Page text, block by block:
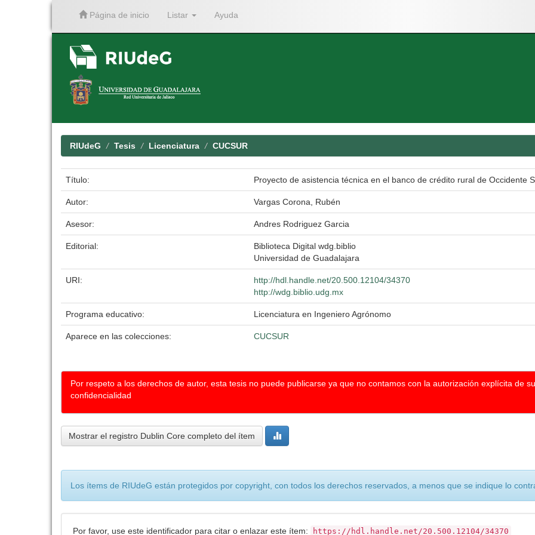
Página de inicio Listar Ayuda
RIUdeG Tesis Licenciatura CUCSUR
Título: Proyecto de asistencia técnica en el banco de crédito rural de Occidente
Autor: Vargas Corona, Rubén
Asesor: Andres Rodriguez Garcia
Editorial:
Biblioteca Digital wdg.biblio
Universidad de Guadalajara
URI:
http://hdl.handle.net/20.500.12104/34370
http://wdg.biblio.udg.mx
Programa educativo: Licenciatura en Ingeniero Agrónomo
Aparece en las colecciones: CUCSUR
Por respeto a los derechos de autor, esta tesis no puede publicarse ya que no contamos con la autorización explícita de
confidencialidad
Mostrar el registro Dublin Core completo del ítem
Los ítems de RIUdeG están protegidos por copyright, con todos los derechos reservados, a menos que se indique lo
Por favor, use este identificador para citar o enlazar este ítem: https://hdl.handle.net/20.500.12104/34370